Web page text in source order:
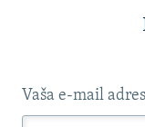
Vaša e-mail